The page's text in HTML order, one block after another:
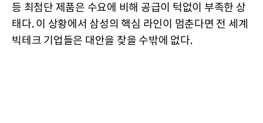
등 최첨단 제품은 수요에 비해 공급이 턱없이 부족한 상
태다. 이 상황에서 삼성의 핵심 라인이 멈춘다면 전 세계
빅테크 기업들은 대안을 찾을 수밖에 없다.